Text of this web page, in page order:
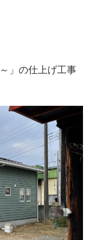
」の仕上げ工事